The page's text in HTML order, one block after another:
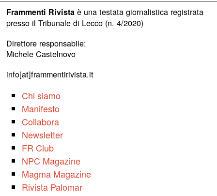
Frammenti Rivistaè una testata giornalistica registrata
presso il Tribunale di Lecco (n. 4/2020)
Direttore responsabile:
Michele Castelnovo
info[at]frammentirivista.it
Chi siamo
Manifesto
Collabora
Newsletter
FR Club
NPC Magazine
Magma Magazine
Rivista Palomar